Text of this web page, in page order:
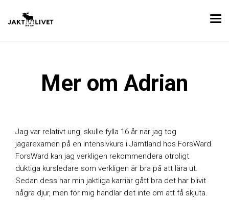
Mer om Adrian
Jag var relativt ung, skulle fylla 16 år när jag tog
jägarexamen på en intensivkurs i Jämtland hos ForsWard.
ForsWard kan jag verkligen rekommendera otroligt
duktiga kursledare som verkligen är bra på att lära ut.
Sedan dess har min jaktliga karriär gått bra det har blivit
några djur, men för mig handlar det inte om att få skjuta.